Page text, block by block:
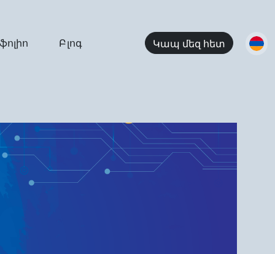
Բլոգ Կապ մեզ հետ